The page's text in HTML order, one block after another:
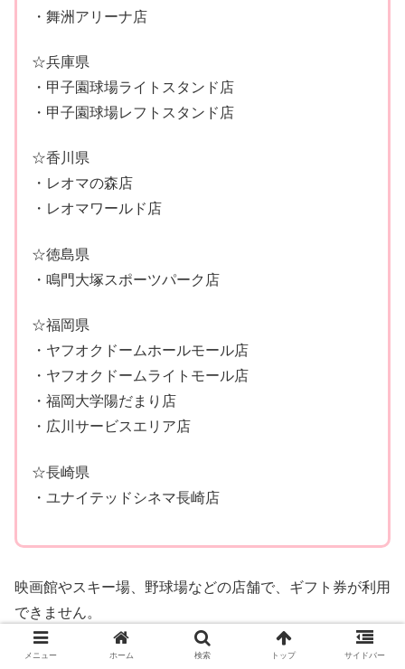
・舞洲アリーナ店
☆兵庫県
・甲子園球場ライトスタンド店
・甲子園球場レフトスタンド店
☆香川県
・レオマの森店
・レオマワールド店
☆徳島県
・鳴門大塚スポーツパーク店
☆福岡県
・ヤフオクドームホールモール店
・ヤフオクドームライトモール店
・福岡大学陽だまり店
・広川サービスエリア店
☆長崎県
・ユナイテッドシネマ長崎店
映画館やスキー場、野球場などの店舗で、ギフト券が利用
できません。
メニュー ホーム 検索 トップ サイドバー